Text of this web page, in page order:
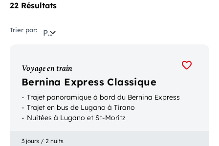
22 Résultats
Trier par: Pertinence
Voyage en train
Bernina Express Classique
Trajet panoramique à bord du Bernina Express
Trajet en bus de Lugano à Tirano
Nuitées à Lugano et St-Moritz
3 jours / 2 nuits